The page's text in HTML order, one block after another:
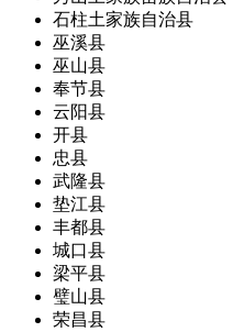
石柱土家族自治县
巫溪县
巫山县
奉节县
云阳县
开县
忠县
武隆县
垫江县
丰都县
城口县
梁平县
璧山县
荣昌县